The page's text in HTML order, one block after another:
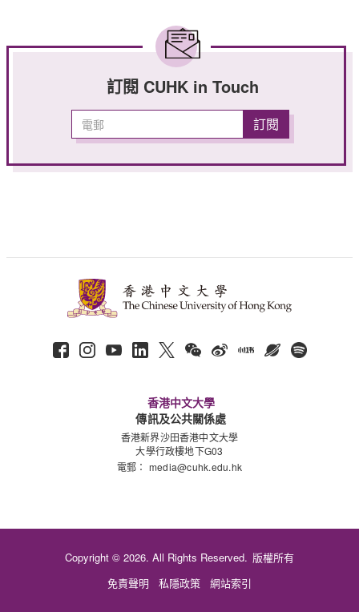
訂閱 CUHK in Touch
香港中文大學
傳訊及公共關係處
香港新界沙田香港中文大學
大學行政樓地下G03
電郵： media@cuhk.edu.hk
Copyright © 2026. All Rights Reserved. 版權所有
免責聲明
私隱政策 網站索引